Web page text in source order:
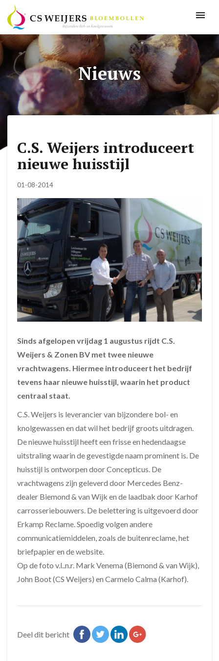
Nieuws
C.S. Weijers introduceert
nieuwe huisstijl
01-08-2014
Sinds afgelopen vrijdag 1 augustus rijdt C.S.
Weijers & Zonen BV met twee nieuwe
vrachtwagens. Hiermee introduceert het bedrijf
tevens haar nieuwe huisstijl, waarin het product
centraal staat.
C.S. Weijers is leverancier van bijzondere bol- en
knolgewassen en dat wil het bedrijf groots uitdragen.
De nieuwe huisstijl heeft een frisse en hedendaagse
uitstraling waarin de gevestigde naam prominent is. De
huisstijl is ontworpen door Concepticus. De
vrachtwagens zijn geleverd door Mercedes Benz-
dealer Biemond & van Wijk en de laadbak door Karhof
carrosseriebouwers. De belettering is uitgevoerd door
Erkamp Reclame. Spoedig volgen andere
communicatiemiddelen, zoals de buitenreclame, het
briefpapier en de website.
Op de foto v.l..n.r. Mark Venema (Biemond & van Wijk),
John Boot (CS Weijers) en Carmelo Calma (Karhof).
Deel dit bericht